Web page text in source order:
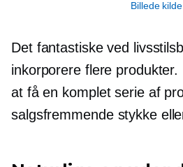
Billede kilde
Det fantastiske ved
inkorporere flere
at få en komplet serie af
salgsfremmende stykke